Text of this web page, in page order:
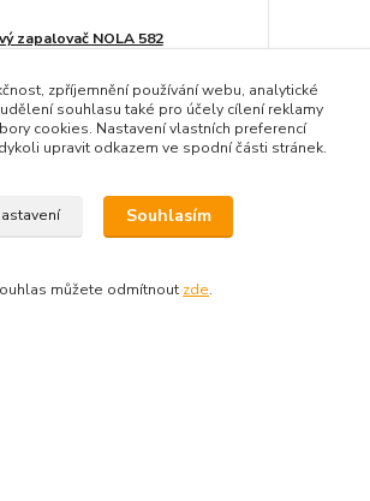
zapalovač NOLA 582
DPH Skladem
Přidat do košíku
1 198 Kč
zpříjemnění používání webu, analytické
souhlasu také pro účely cílení reklamy
cookies. Nastavení vlastních preferencí
upravit odkazem ve spodní části stránek.
Souhlasím
můžete odmítnout zde.